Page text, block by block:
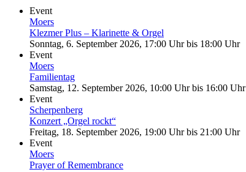
Event
Moers
Klezmer Plus – Klarinette & Orgel
Sonntag, 6. September 2026, 17:00 Uhrbis 18:00 Uhr
Event
Moers
Familientag
Samstag, 12. September 2026, 10:00 Uhrbis 16:00 Uhr
Event
Scherpenberg
Konzert „Orgel rockt“
Freitag, 18. September 2026, 19:00 Uhrbis 21:00 Uhr
Event
Moers
Prayer of Remembrance